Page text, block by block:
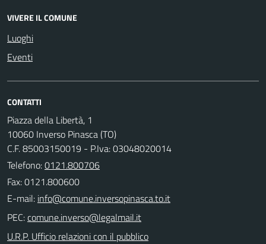
VIVERE IL COMUNE
Luoghi
Eventi
CONTATTI
Piazza della Libertà, 1
10060 Inverso Pinasca (TO)
C.F. 85003150019 - P.Iva: 03048020014
Telefono:0121.800706
Fax: 0121.800600
E-mail:
PEC:
U.R.P. Ufficio relazioni con il pubblico